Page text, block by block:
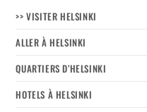
>> VISITER HELSINKI
ALLER À HELSINKI
QUARTIERS D’HELSINKI
HOTELS À HELSINKI